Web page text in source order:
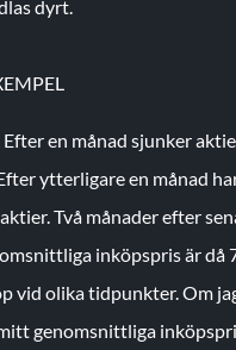
dyrt.
Efter en månad sjunker
ytterligare en månad
Två månader efter
inköpspris är då
vid olika tidpunkter. Om
genomsnittliga